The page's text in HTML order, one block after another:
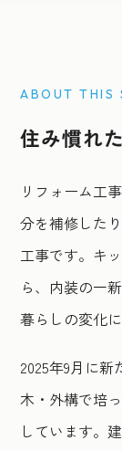
ABOUT THIS
住み慣れ
リフォーム工
分を補修した
工事です。キ
ら、内装の一
暮らしの変化
2025年9月に
木・外構で培
しています。